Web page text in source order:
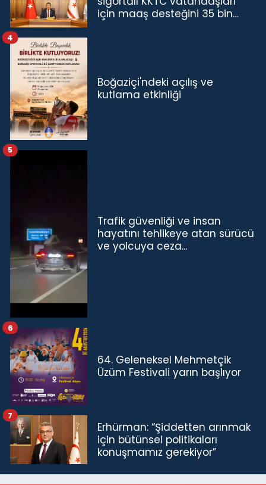
için maaş desteğini 35 bin
Boğaziçi'ndeki açılış ve
kutlama etkinliği
4
Trafik güvenliği ve insan
hayatını tehlikeye atan sürücü
ve yolcuya ceza...
5
64. Geleneksel Mehmetçik
Üzüm Festivali yarın başlıyor
6
Erhürman: “Şiddetten arınmak
için bütünsel politikaları
konuşmamız gerekiyor”
7